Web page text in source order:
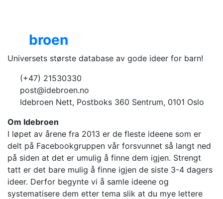
broen
Universets største database av gode ideer for barn!
(+47) 21530330
post@idebroen.no
Idebroen Nett, Postboks 360 Sentrum, 0101 Oslo
Om Idebroen
I løpet av årene fra 2013 er de fleste ideene som er
delt på Facebookgruppen vår forsvunnet så langt ned
på siden at det er umulig å finne dem igjen. Strengt
tatt er det bare mulig å finne igjen de siste 3-4 dagers
ideer. Derfor begynte vi å samle ideene og
systematisere dem etter tema slik at du mye lettere